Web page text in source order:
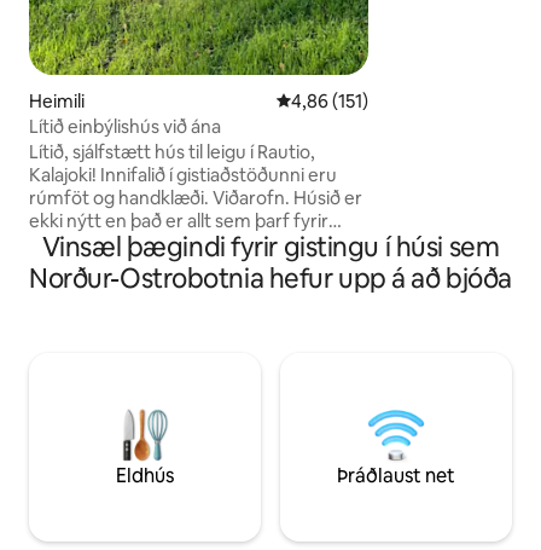
Heimili 4,86 af 5 í meðaleinkunn, 151
4,86 (151)
Lítið einbýlishús við ána
Lítið, sjálfstætt hús til leigu í Rautio,
Kalajoki! Innifalið í gistiaðstöðunni eru
rúmföt og handklæði. Viðarofn. Húsið er
ekki nýtt en það er allt sem þarf fyrir
stutta dvöl. Gæludýr eru velkomin!
NÝTT!🚲 Hægt er að leigja rafmagnshjól
frá Tunturi meðan á dvölinni stendur.
daga. Greiðsla með mobilepay eða
bankamillifærslu. Hjartanlega
velkomin/n! ❤️
Vinsæl þægindi fyrir gistingu í húsi sem
Norður-Ostrobotnia hefur upp á að bjóða
Eldhús Þráðlaust net